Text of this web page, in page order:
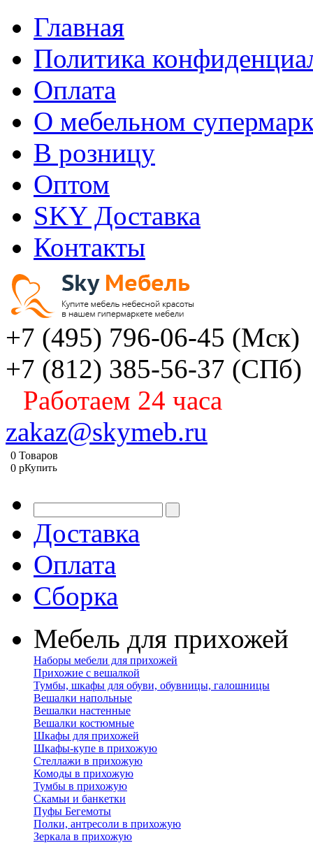
Главная
Политика
Оплата
О мебельном
В розницу
Оптом
SKY Доставка
Контакты
+7 (495) 796-06-45 (Мск)
+7 (812) 385-56-37 (СПб)
Работаем 24 часа
zakaz@skymeb.ru
0 Товаров
0 pКупить
Доставка
Оплата
Сборка
Мебель для прихожей
Наборы мебели для прихожей
Прихожие с вешалкой
Тумбы, шкафы для обуви, обувницы, галошницы
Вешалки напольные
Вешалки настенные
Вешалки костюмные
Шкафы для прихожей
Шкафы-купе в прихожую
Стеллажи в прихожую
Комоды в прихожую
Тумбы в прихожую
Скамьи и банкетки
Пуфы Бегемоты
Полки, антресоли в прихожую
Зеркала в прихожую